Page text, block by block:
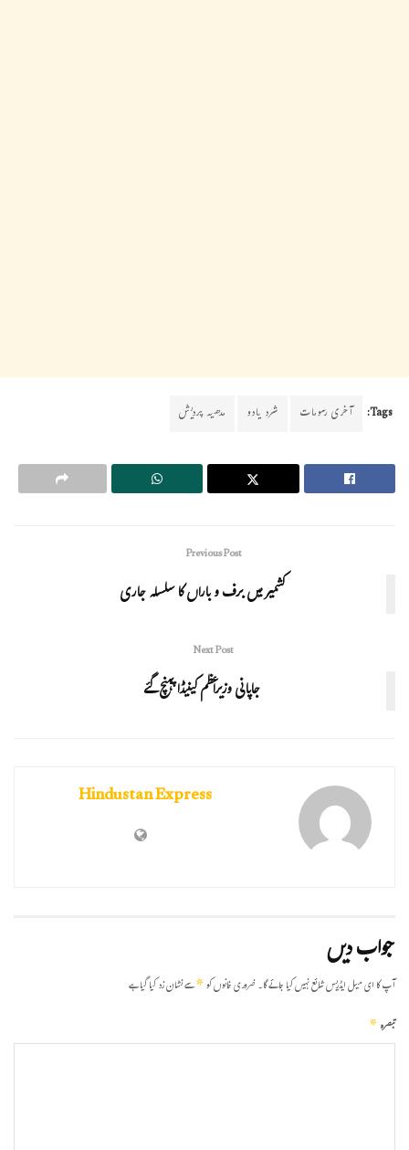
Tags: آخری رسومات شرد یادو مدھیہ پردیش
Previous Post
کشمیر میں برف و باراں کا سلسلہ جاری
Next Post
جاپانی وزیراعظم کینیڈا پہنچ گئے
Hindustan Express
جواب دیں
آپ کا ای میل ایڈریس شائع نہیں کیا جائے گا۔ضروری خانوں کو*سے نشان زد کیا گیا ہے
تبصرہ*